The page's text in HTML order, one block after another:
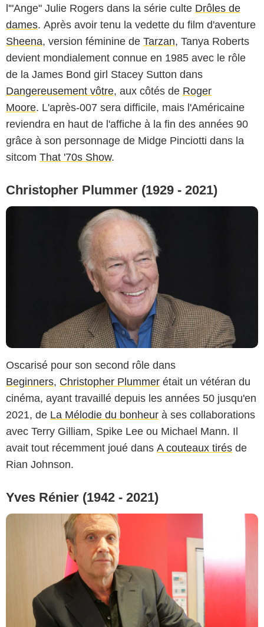
l'"Ange" Julie Rogers dans la série culte Drôles de
dames. Après avoir tenu la vedette du film d'aventure
Sheena, version féminine de Tarzan, Tanya Roberts
devient mondialement connue en 1985 avec le rôle
de la James Bond girl Stacey Sutton dans
Dangereusement vôtre, aux côtés de Roger
Moore. L'après-007 sera difficile, mais l'Américaine
reviendra en haut de l'affiche à la fin des années 90
grâce à son personnage de Midge Pinciotti dans la
sitcom That '70s Show.
Christopher Plummer (1929 - 2021)
Oscarisé pour son second rôle dans
Beginners, Christopher Plummer était un vétéran du
cinéma, ayant travaillé depuis les années 50 jusqu'en
2021, de La Mélodie du bonheur à ses collaborations
avec Terry Gilliam, Spike Lee ou Michael Mann. Il
avait tout récemment joué dans A couteaux tirés de
Rian Johnson.
Yves Rénier (1942 - 2021)